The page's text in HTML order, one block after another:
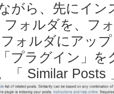
がら、先にイン
フォルダを、フ
ォルダにアッ
プラグイン」
「 Similar Posts